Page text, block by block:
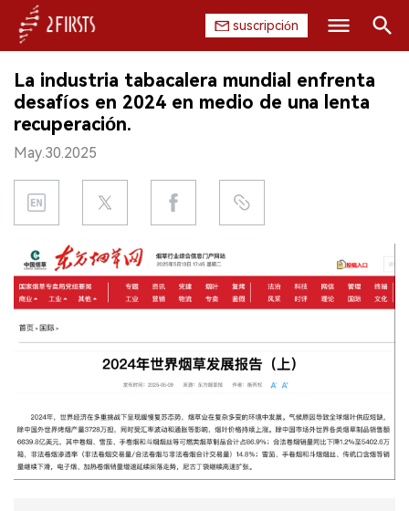
suscripción
INICIO
EMPRESA
PRODUCTO
REGULACIÓN
CHINA
DATOS
EXPOSICIÓN
Buscar
La industria tabacalera mundial enfrenta
desafíos en 2024 en medio de una lenta
recuperación.
May.30.2025